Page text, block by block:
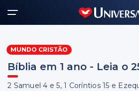
MUNDO CRISTÃO
Bíblia em 1 ano - Leia o
2 Samuel 4 e 5, 1 Coríntios 15 e